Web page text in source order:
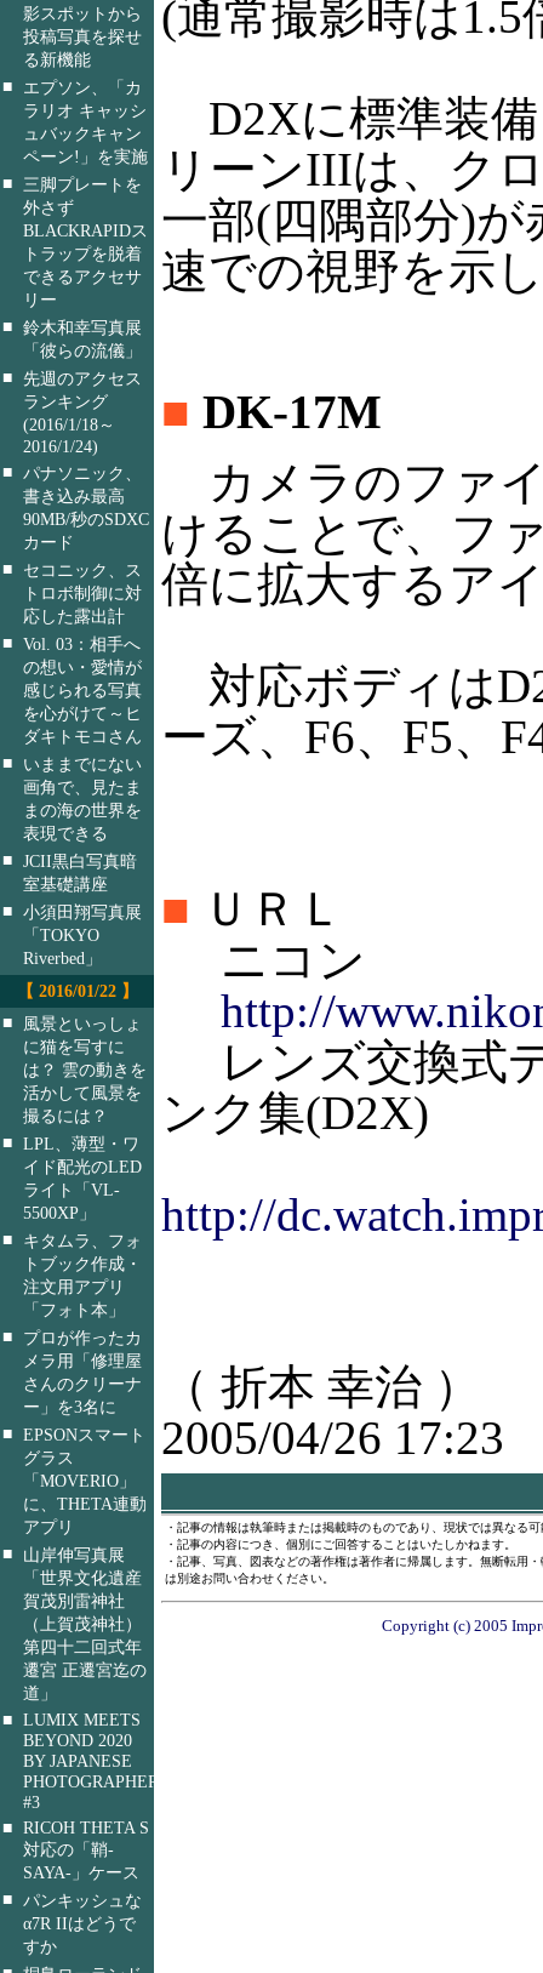
影スポットから
投稿写真を探せ
る新機能
■
エプソン、「カ
ラリオ キャッシ
ュバックキャン
ペーン!」を実施
■ 三脚プレートを
外さず
BLACKRAPIDス
トラップを脱着
できるアクセサ
リー
■ 鈴木和幸写真展
「彼らの流儀」
■ 先週のアクセス
ランキング
(2016/1/18～
2016/1/24)
■ パナソニック、
書き込み最高
90MB/秒のSDXC
カード
■
セコニック、ス
トロボ制御に対
応した露出計
■ Vol. 03：相手へ
の想い・愛情が
感じられる写真
を心がけて～ヒ
ダキトモコさん
■
いままでにない
画角で、見たま
まの海の世界を
表現できる
■ JCII黒白写真暗
室基礎講座
■ 小須田翔写真展
「TOKYO
Riverbed」
【 2016/01/22 】
■
風景といっしょ
に猫を写すに
は？ 雲の動きを
活かして風景を
撮るには？
■ LPL、薄型・ワ
イド配光のLED
ライト「VL-
5500XP」
■
キタムラ、フォ
トブック作成・
注文用アプリ
「フォト本」
■
プロが作ったカ
メラ用「修理屋
さんのクリーナ
ー」を3名に
■ EPSONスマート
グラス
「MOVERIO」
に、THETA連動
アプリ
■
山岸伸写真展
「世界文化遺産
賀茂別雷神社
（上賀茂神社）
第四十二回式年
遷宮 正遷宮迄の
道」
■ LUMIX MEETS
BEYOND 2020
BY JAPANESE
PHOTOGRAPHERS
#3
■ RICOH THETA S
対応の「鞘-
SAYA-」ケース
■ パンキッシュな
α7R IIはどうで
すか
(通常撮影時は1.5
D2Xに標準装
リーンIIIは、ク
一部(四隅部分)
速での視野を示
■ DK-17M
カメラのファ
けることで、フ
倍に拡大するア
対応ボディは
ーズ、F6、F5、
■ ＵＲＬ
ニコン
http://
レンズ交換式
ンク集(D2X)
http://
（ 折本 幸治 ）
2005/04/26 17:23
・記事の情報は執筆時または掲載時のものであり、現状では異なる
・記事の内容につき、個別にご回答することはいたしかねます。
・記事、写真、図表などの著作権は著作者に帰属します。無断転用
は別途お問い合わせください。
Copyright (c) 2005